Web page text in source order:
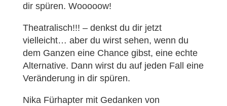
dir spüren. Wooooow!
Theatralisch!!! – denkst du dir jetzt
vielleicht… aber du wirst sehen, wenn du
dem Ganzen eine Chance gibst, eine echte
Alternative. Dann wirst du auf jeden Fall eine
Veränderung in dir spüren.
Nika Fürhapter mit Gedanken von